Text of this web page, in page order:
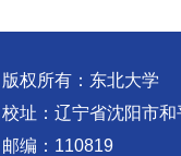
版权所有：东北大学
校址：辽宁省沈阳市
邮编：110819